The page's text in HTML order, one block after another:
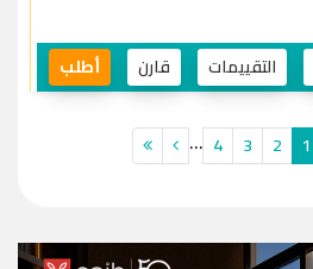
التقييمات قارن أطلب
1
2
3
4
...